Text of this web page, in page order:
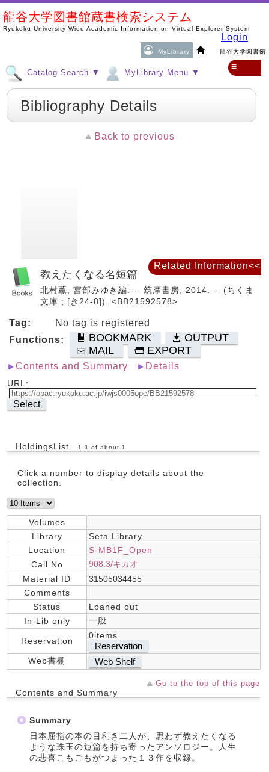
龍谷大学図書館蔵書検索システム
Ryukoku University-Wide Academic Information on Virtual Explorer System
MyLibrary 龍谷大学図書館
Login
Catalog Search ▼ MyLibrary Menu ▼
≡
Bibliography Details
Back to previous
教えたくなる名短篇
北村薫, 宮部みゆき編. -- 筑摩書房, 2014. -- (ちくま
文庫 ; [き24-8]). <BB21592578>
Tag:
No tag is registered
Functions:
BOOKMARK
OUTPUT
MAIL
EXPORT
Contents and Summary Details
URL:
Select
HoldingsList 1 -1 of about 1
Click a number to display details about the
collection.
Volumes
Library
Seta Library
Location
S-MB1F_Open
Call No
908.3/キカオ
Material ID
31505034455
Comments
Status
Loaned out
In-Lib only
一般
Reservation
0items
Reservation
Web書棚 Web Shelf
Go to the top of this page
Contents and Summary
Summary
日本屈指の本の目利き二人が、思わず教えたくなる
ような珠玉の短篇を持ち寄ったアンソロジー。人生
の悲喜こもごもがつまった１３作を収録。
Related Information<<